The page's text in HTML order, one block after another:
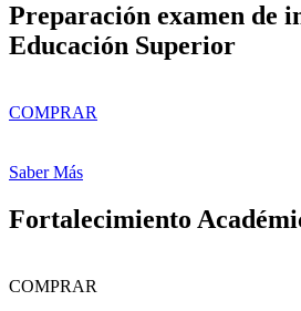
Preparación examen de
Educación Superior
COMPRAR
Saber Más
Fortalecimiento
COMPRAR